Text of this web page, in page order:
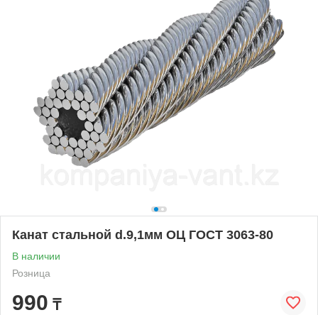
Канат стальной d.9,1мм ОЦ ГОСТ 3063-80
В наличии
Розница
990 ₸